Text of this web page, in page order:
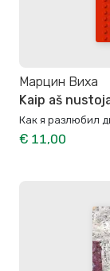
Марцин Виха
Kaip aš
Как я разлюбил
€ 11,00